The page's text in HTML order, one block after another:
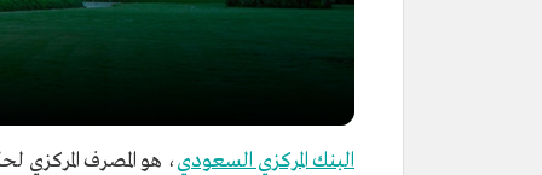
البنك المركزي السعودي، هو المصرف المركزي